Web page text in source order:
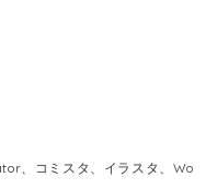
、コミスタ、イラスタ、Wo